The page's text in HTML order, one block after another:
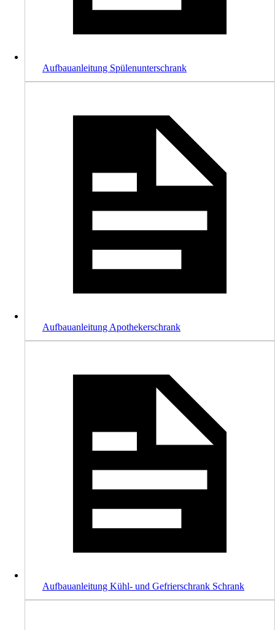
Aufbauanleitung Spülenunterschrank
Aufbauanleitung Apothekerschrank
Aufbauanleitung Kühl- und Gefrierschrank Schrank